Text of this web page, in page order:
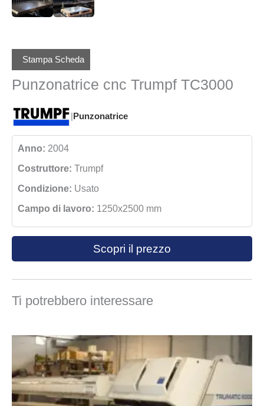
Stampa Scheda
Punzonatrice cnc Trumpf TC3000
Punzonatrice
Anno: 2004
Costruttore: Trumpf
Condizione: Usato
Campo di lavoro: 1250x2500 mm
Scopri il prezzo
Ti potrebbero interessare